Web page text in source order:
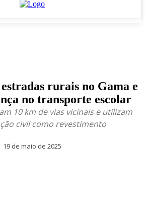
rurais no Gama e
no transporte escolar
10 km de vias vicinais e utilizam
civil como revestimento
19 de maio de 2025